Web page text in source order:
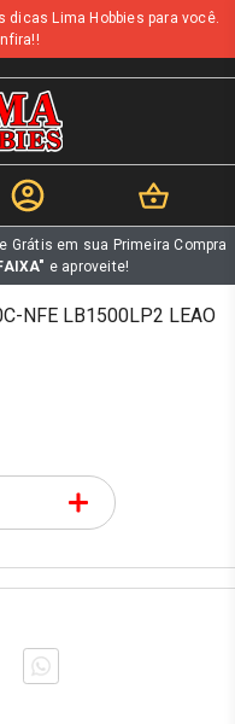
dicas Lima Hobbies para você.
Grátis em sua Primeira Compra
e aproveite!
NFE LB1500LP2 LEAO
+